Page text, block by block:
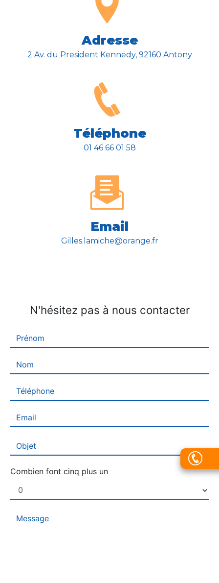
Adresse
2 Av. du President Kennedy, 92160 Antony
Téléphone
01 46 66 01 58
Email
gilles.lamiche@orange.fr
N'hésitez pas à nous contacter
Combien font cinq plus un